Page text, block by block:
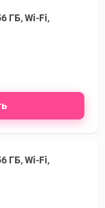
ГБ, Wi-Fi,
ГБ, Wi-Fi,